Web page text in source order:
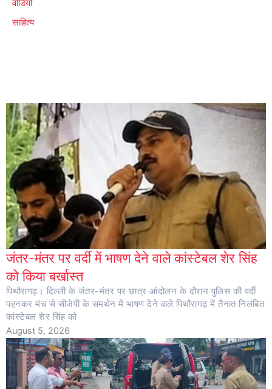
वीडियो
साहित्य
जंतर-मंतर पर वर्दी में भाषण देने वाले कांस्टेबल शेर सिंह
को किया बर्खास्त
पिथौरागढ़। दिल्ली के जंतर-मंतर पर छात्र आंदोलन के दौरान पुलिस की वर्दी
पहनकर मंच से सीजेपी के समर्थन में भाषण देने वाले पिथौरागढ़ में तैनात निलंबित
कांस्टेबल शेर सिंह को
August 5, 2026